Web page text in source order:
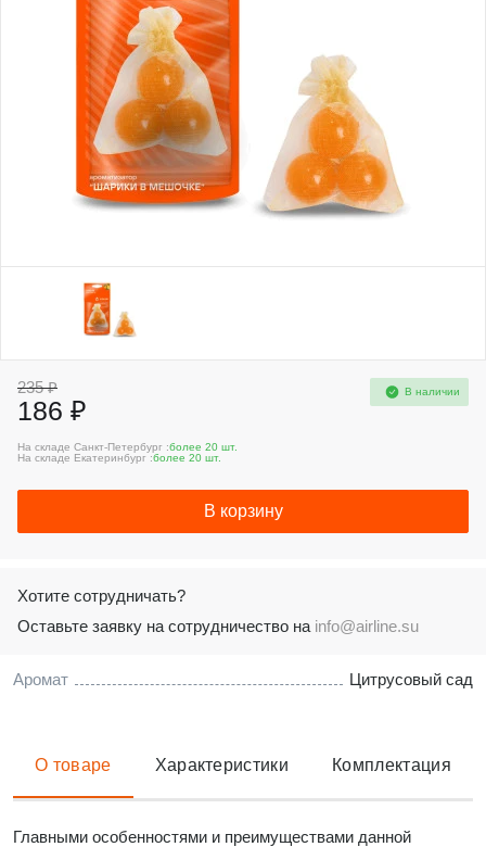
Аромат Цитрусовый сад
235 ₽
186 ₽
В наличии
На складе Санкт-Петербург :более 20 шт.
На складе Екатеринбург :более 20 шт.
В корзину
Хотите сотрудничать?
Оставьте заявку на сотрудничество на info@airline.su
О товаре Характеристики Комплектация
Главными особенностями и преимуществами данной